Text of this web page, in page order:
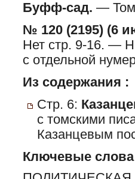
Буфф-сад. —
№ 120 (2195) (6
Нет стр. 9-16. —
с отдельной
Из содержания :
Стр. 6:
с томскими
Казанцевым
Ключевые слова